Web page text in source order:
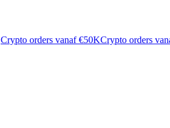
Crypto orders vanaf €50KCrypto orders